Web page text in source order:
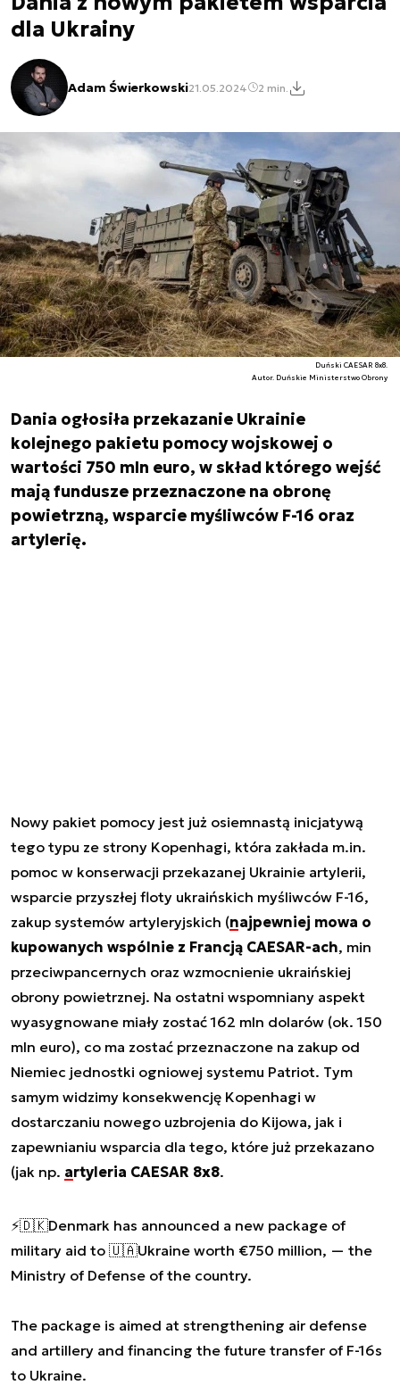
dla Ukrainy
Adam Świerkowski21.05.2024 2 min.
Duński CAESAR 8x8.
Autor. Duńskie Ministerstwo Obrony
Dania ogłosiła przekazanie Ukrainie
kolejnego pakietu pomocy wojskowej o
wartości 750 mln euro, w skład którego wejść
mają fundusze przeznaczone na obronę
powietrzną, wsparcie myśliwców F-16 oraz
artylerię.
Nowy pakiet pomocy jest już osiemnastą inicjatywą
tego typu ze strony Kopenhagi, która zakłada m.in.
pomoc w konserwacji przekazanej Ukrainie artylerii,
wsparcie przyszłej floty ukraińskich myśliwców F-16,
zakup systemów artyleryjskich (najpewniej mowa o
kupowanych wspólnie z Francją CAESAR-ach, min
przeciwpancernych oraz wzmocnienie ukraińskiej
obrony powietrznej. Na ostatni wspomniany aspekt
wyasygnowane miały zostać 162 mln dolarów (ok. 150
mln euro), co ma zostać przeznaczone na zakup od
Niemiec jednostki ogniowej systemu Patriot. Tym
samym widzimy konsekwencję Kopenhagi w
dostarczaniu nowego uzbrojenia do Kijowa, jak i
zapewnianiu wsparcia dla tego, które już przekazano
(jak np. artyleria CAESAR 8x8.
⚡️🇩🇰Denmark has announced a new package of
military aid to 🇺🇦Ukraine worth €750 million, — the
Ministry of Defense of the country.
The package is aimed at strengthening air defense
and artillery and financing the future transfer of F-16s
to Ukraine.